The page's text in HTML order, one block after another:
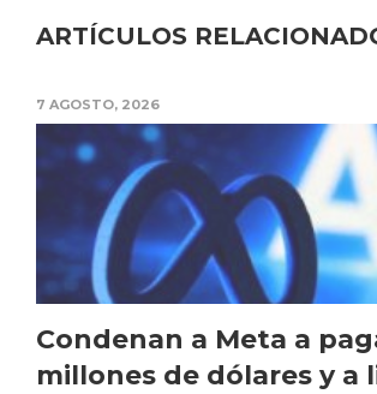
ARTÍCULOS
7 AGOSTO, 2026
Condenan a Meta a
millones de dólares y a